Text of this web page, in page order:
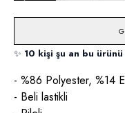
✨ 10 kişi şu an bu
- %86 Polyester, %14
- Beli lastikli